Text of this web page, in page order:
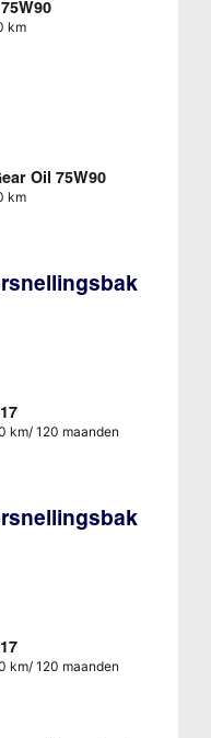
km
Oil 75W90
km
km/ 120 maanden
km/ 120 maanden